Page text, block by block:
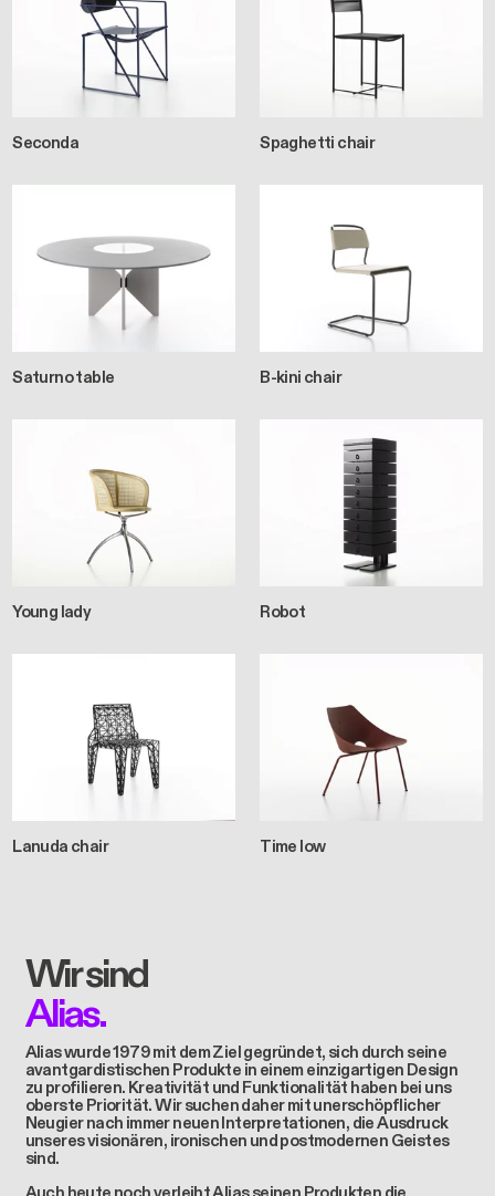
Seconda Spaghetti chair
Saturno table B-kini chair
Young lady Robot
Lanuda chair Time low
Wir sind
Alias.
Alias wurde 1979 mit dem Ziel gegründet, sich durch seine
avantgardistischen Produkte in einem einzigartigen Design
zu profilieren. Kreativität und Funktionalität haben bei uns
oberste Priorität. Wir suchen daher mit unerschöpflicher
Neugier nach immer neuen Interpretationen, die Ausdruck
unseres visionären, ironischen und postmodernen Geistes
sind.